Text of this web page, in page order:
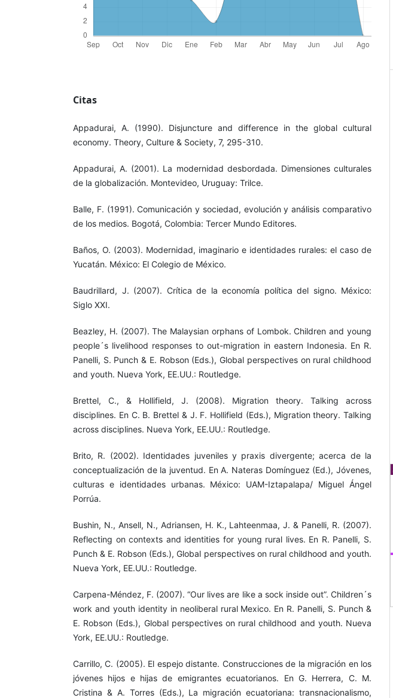
Citas
Appadurai, A. (1990). Disjuncture and difference in the global cultural
economy. Theory, Culture & Society, 7, 295-310.
Appadurai, A. (2001). La modernidad desbordada. Dimensiones culturales
de la globalización. Montevideo, Uruguay: Trilce.
Balle, F. (1991). Comunicación y sociedad, evolución y análisis comparativo
de los medios. Bogotá, Colombia: Tercer Mundo Editores.
Baños, O. (2003). Modernidad, imaginario e identidades rurales: el caso de
Yucatán. México: El Colegio de México.
Baudrillard, J. (2007). Crítica de la economía política del signo. México:
Siglo XXI.
Beazley, H. (2007). The Malaysian orphans of Lombok. Children and young
people´s livelihood responses to out-migration in eastern Indonesia. En R.
Panelli, S. Punch & E. Robson (Eds.), Global perspectives on rural childhood
and youth. Nueva York, EE.UU.: Routledge.
Brettel, C., & Hollifield, J. (2008). Migration theory. Talking across
disciplines. En C. B. Brettel & J. F. Hollifield (Eds.), Migration theory. Talking
across disciplines. Nueva York, EE.UU.: Routledge.
Brito, R. (2002). Identidades juveniles y praxis divergente; acerca de la
conceptualización de la juventud. En A. Nateras Domínguez (Ed.), Jóvenes,
culturas e identidades urbanas. México: UAM-Iztapalapa/ Miguel Ángel
Porrúa.
Bushin, N., Ansell, N., Adriansen, H. K., Lahteenmaa, J. & Panelli, R. (2007).
Reflecting on contexts and identities for young rural lives. En R. Panelli, S.
Punch & E. Robson (Eds.), Global perspectives on rural childhood and youth.
Nueva York, EE.UU.: Routledge.
Carpena-Méndez, F. (2007). “Our lives are like a sock inside out”. Children´s
work and youth identity in neoliberal rural Mexico. En R. Panelli, S. Punch &
E. Robson (Eds.), Global perspectives on rural childhood and youth. Nueva
York, EE.UU.: Routledge.
Carrillo, C. (2005). El espejo distante. Construcciones de la migración en los
jóvenes hijos e hijas de emigrantes ecuatorianos. En G. Herrera, C. M.
Cristina & A. Torres (Eds.), La migración ecuatoriana: transnacionalismo,